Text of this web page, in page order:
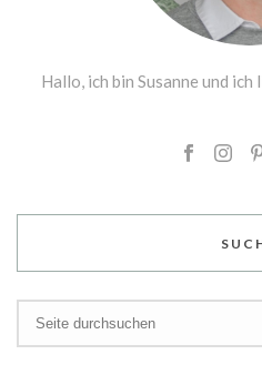
Hallo, ich bin Susanne und